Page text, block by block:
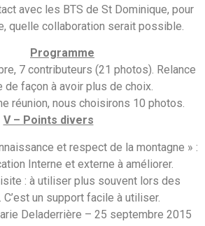
avec les BTS de St Dominique, pour
quelle collaboration serait possible.
Programme
7 contributeurs (21 photos). Relance
de façon à avoir plus de choix.
réunion, nous choisirons 10 photos.
V – Points divers
et respect de la montagne » :
Interne et externe à améliorer.
: à utiliser plus souvent lors des
un support facile à utiliser.
Deladerrière – 25 septembre 2015